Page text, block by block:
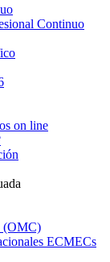
Continuo
on line
(OMC)
ECMECs